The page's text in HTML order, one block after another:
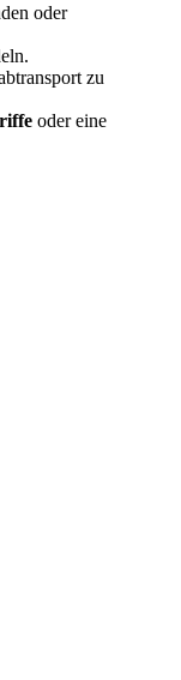
oder
zu
oder eine